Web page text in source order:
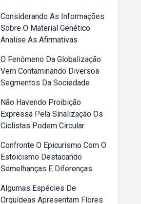
Considerando As Informações
Sobre O Material Genético
Analise As Afirmativas
O Fenômeno Da Globalização
Vem Contaminando Diversos
Segmentos Da Sociedade
Não Havendo Proibição
Expressa Pela Sinalização Os
Ciclistas Podem Circular
Confronte O Epicurismo Com O
Estoicismo Destacando
Semelhanças E Diferenças
Algumas Espécies De
Orquídeas Apresentam Flores